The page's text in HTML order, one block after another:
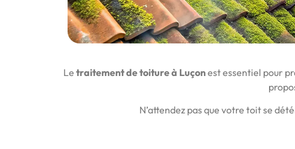
Le traitement de toiture à Luçonest essentiel pour
N’attendez pas que votre toit se